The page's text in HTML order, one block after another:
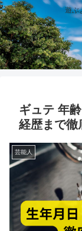
遊ぶ
ギュテ 年
経歴まで徹
芸能人